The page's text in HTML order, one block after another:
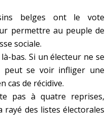
belges ont le vote
permettre au peuple de
sociale.
bas. Si un électeur ne se
peut se voir infliger une
cas de récidive.
pas à quatre reprises,
rayé des listes électorales